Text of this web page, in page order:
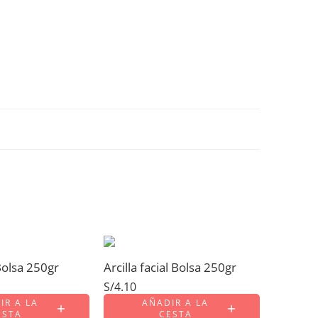
250gr
A LA
Arcilla facial Bolsa 250gr
S/4.10
AÑADIR A LA
CESTA